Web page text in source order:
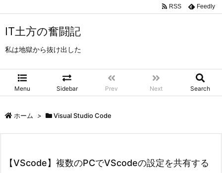
IT土方の奮闘記
私は地獄から抜け出した
Menu Sidebar Prev Next Search
RSS Feedly
ホーム > Visual Studio Code
【VScode】複数のPCでVScodeの設定を共有する